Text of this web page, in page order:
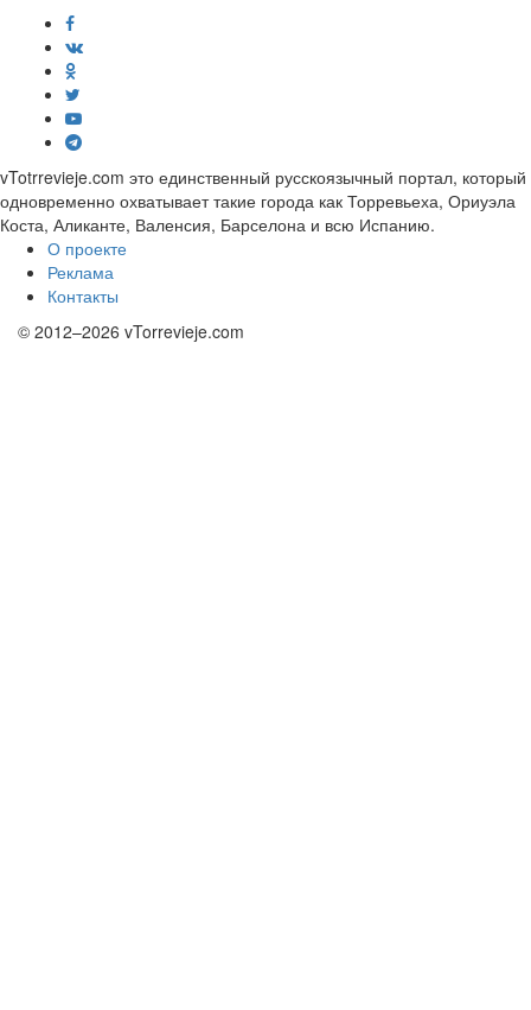
vTotrrevieje.com это единственный русскоязычный портал, который
одновременно охватывает такие города как Торревьеха, Ориуэла
Коста, Аликанте, Валенсия, Барселона и всю Испанию.
О проекте
Реклама
Контакты
© 2012–2026 vTorrevieje.com